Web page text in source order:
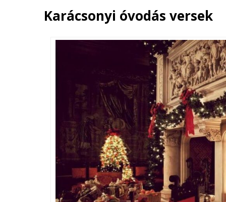
Karácsonyi óvodás versek